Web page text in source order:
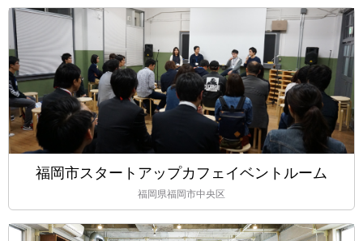
福岡市スタートアップカフェイベントルーム
福岡県福岡市中央区